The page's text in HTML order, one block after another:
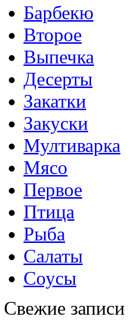
Барбекю
Второе
Выпечка
Десерты
Закатки
Закуски
Мултиварка
Мясо
Первое
Птица
Рыба
Салаты
Соусы
Свежие записи